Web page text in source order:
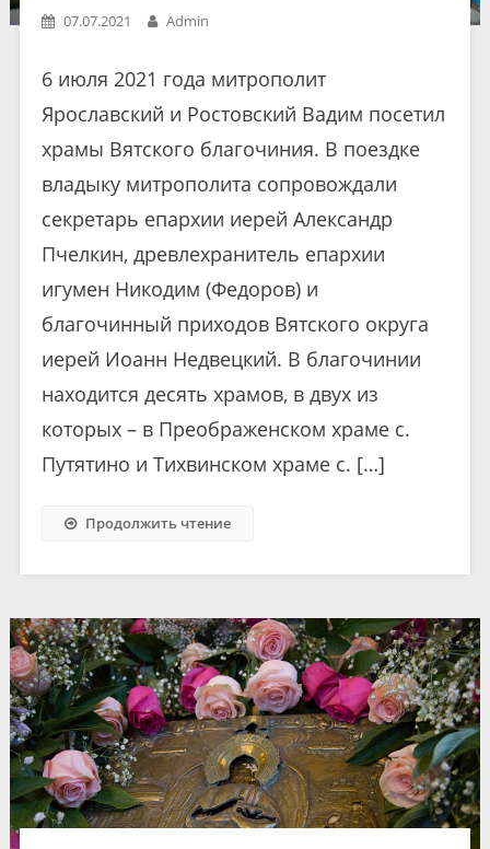
07.07.2021 Admin
6 июля 2021 года митрополит
Ярославский и Ростовский Вадим посетил
храмы Вятского благочиния. В поездке
владыку митрополита сопровождали
секретарь епархии иерей Александр
Пчелкин, древлехранитель епархии
игумен Никодим (Федоров) и
благочинный приходов Вятского округа
иерей Иоанн Недвецкий. В благочинии
находится десять храмов, в двух из
которых – в Преображенском храме с.
Путятино и Тихвинском храме с. […]
Продолжить чтение